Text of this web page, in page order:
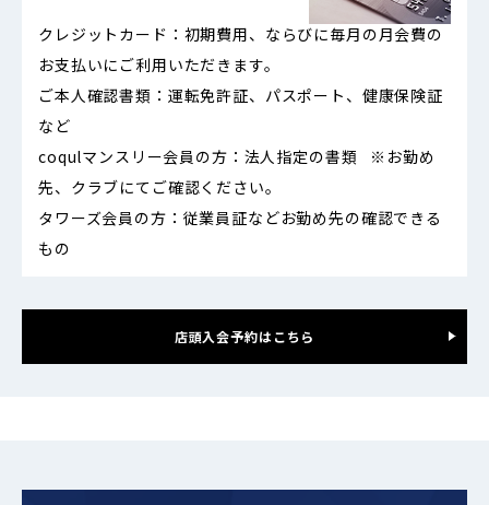
クレジットカード： 初期費用、ならびに毎月の月会費の
お支払いにご利用いただきます。
ご本人確認書類： 運転免許証、パスポート、健康保険証
など
coqulマンスリー会員の方： 法人指定の書類 ※お勤め
先、クラブにてご確認ください。
タワーズ会員の方： 従業員証などお勤め先の確認できる
もの
店頭入会予約はこちら